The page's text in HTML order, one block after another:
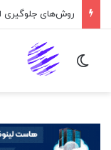
تغییر پوسته